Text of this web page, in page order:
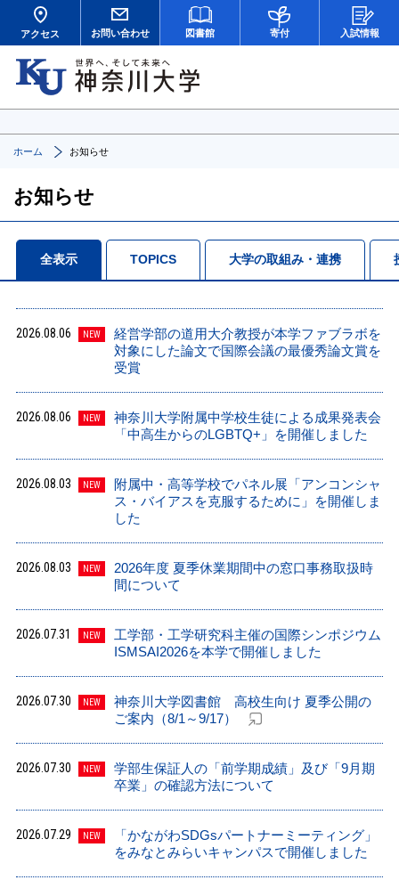
アクセス お問い合わせ 図書館 寄付 入試情報
ホーム お知らせ
お知らせ
全表示 TOPICS 大学の取組み・連携
2026.08.06 NEW
経営学部の道用大介教授が本学ファブラボを
対象にした論文で国際会議の最優秀論文賞を
受賞
2026.08.06 NEW
神奈川大学附属中学校生徒による成果発表会
「中高生からのLGBTQ+」を開催しました
2026.08.03 NEW
附属中・高等学校でパネル展「アンコンシャ
ス・バイアスを克服するために」を開催しま
した
2026.08.03 NEW
2026年度 夏季休業期間中の窓口事務取扱時
間について
2026.07.31 NEW
工学部・工学研究科主催の国際シンポジウム
ISMSAI2026を本学で開催しました
2026.07.30 NEW
神奈川大学図書館 高校生向け 夏季公開の
ご案内（8/1～9/17）
2026.07.30 NEW
学部生保証人の「前学期成績」及び「9月期
卒業」の確認方法について
2026.07.29 NEW
「かながわSDGsパートナーミーティング」
をみなとみらいキャンパスで開催しました